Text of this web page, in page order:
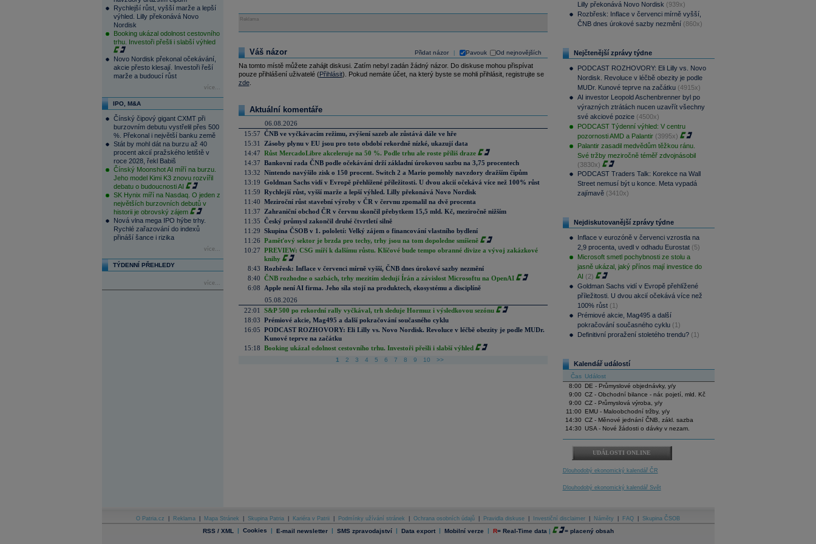
Rychlejší růst, vyšší marže a lepší
výhled. Lilly překonává Novo
Nordisk
Booking ukázal odolnost cestovního
trhu. Investoři přešli i slabší výhled
Novo Nordisk překonal očekávání,
akcie přesto klesají. Investoři řeší
marže a budoucí růst
více...
IPO, M&A
Čínský čipový gigant CXMT při
burzovním debutu vystřelil přes 500
%. Překonal i největší banku země
Stát by mohl dát na burzu až 40
procent akcií pražského letiště v
roce 2028, řekl Babiš
Čínský Moonshot AI míří na burzu.
Jeho model Kimi K3 znovu rozvířil
debatu o budoucnosti AI
SK Hynix míří na Nasdaq. O jeden z
největších burzovních debutů v
historii je obrovský zájem
Nová vlna mega IPO hýbe trhy.
Rychlé zařazování do indexů
přináší šance i rizika
více...
TÝDENNÍ PŘEHLEDY
více...
Reklama
Přidat názor Pavouk Od nejnovějších
Váš názor
Na tomto místě můžete zahájit diskusi. Zatím nebyl zadán žádný názor. Do diskuse mohou přispívat
pouze přihlášení uživatelé (Přihlásit). Pokud nemáte účet, na který byste se mohli přihlásit, registrujte se
zde.
Aktuální komentáře
06.08.2026
15:57 ČNB ve vyčkávacím režimu, zvýšení sazeb ale zůstává dále ve hře
15:31
Zásoby plynu v EU jsou pro toto období rekordně nízké, ukazují data
14:47 Růst MercadoLibre akceleruje na 50 %. Podle trhu ale roste příliš draze
14:37 Bankovní rada ČNB podle očekávání drží základní úrokovou sazbu na 3,75 procentech
13:32 Nintendo navýšilo zisk o 150 procent. Switch 2 a Mario pomohly navzdory dražším čipům
13:19 Goldman Sachs vidí v Evropě přehlížené příležitosti. U dvou akcií očekává více než 100% růst
11:59 Rychlejší růst, vyšší marže a lepší výhled. Lilly překonává Novo Nordisk
11:40 Meziroční růst stavební výroby v ČR v červnu zpomalil na dvě procenta
11:37
Zahraniční obchod ČR v červnu skončil přebytkem 15,5 mld. Kč, meziročně nižším
11:35 Český průmysl zakončil druhé čtvrtletí silně
11:29 Skupina ČSOB v 1. pololetí: Velký zájem o financování vlastního bydlení
11:26 Paměťový sektor je brzda pro techy, trhy jsou na tom dopoledne smíšeně
10:27 PREVIEW: CSG míří k dalšímu růstu. Klíčové bude tempo obranné divize a vývoj zakázkové
knihy
8:43 Rozbřesk: Inflace v červenci mírně vyšší, ČNB dnes úrokové sazby nezmění
8:40 ČNB rozhodne o sazbách, trhy mezitím sledují Írán a závislost Microsoftu na OpenAI
6:08
Apple není AI firma. Jeho síla stojí na produktech, ekosystému a disciplíně
05.08.2026
22:01
S&P 500 po rekordní rally vyčkával, trh sleduje Hormuz i výsledkovou sezónu
18:03 Prémiové akcie, Mag495 a další pokračování současného cyklu
16:05 PODCAST ROZHOVORY: Eli Lilly vs. Novo Nordisk. Revoluce v léčbě obezity je podle MUDr.
Kunové teprve na začátku
15:18 Booking ukázal odolnost cestovního trhu. Investoři přešli i slabší výhled
1 2 3 4 5 6 7 8 9 10 >>
Lilly překonává Novo Nordisk (939x)
Rozbřesk: Inflace v červenci mírně vyšší,
ČNB dnes úrokové sazby nezmění (860x)
Nejčtenější zprávy týdne
PODCAST ROZHOVORY: Eli Lilly vs. Novo
Nordisk. Revoluce v léčbě obezity je podle
MUDr. Kunové teprve na začátku (4915x)
AI investor Leopold Aschenbrenner byl po
výrazných ztrátách nucen uzavřít všechny
své akciové pozice (4500x)
PODCAST Týdenní výhled: V centru
pozornosti AMD a Palantir (3995x)
Palantir zasadil medvědům těžkou ránu.
Své tržby meziročně téměř zdvojnásobil
(3830x)
PODCAST Traders Talk: Korekce na Wall
Street nemusí být u konce. Meta vypadá
zajímavě (3410x)
Nejdiskutovanější zprávy týdne
Inflace v eurozóně v červenci vzrostla na
2,9 procenta, uvedl v odhadu Eurostat (5)
Microsoft smetl pochybnosti ze stolu a
jasně ukázal, jaký přínos mají investice do
AI (2)
Goldman Sachs vidí v Evropě přehlížené
příležitosti. U dvou akcií očekává více než
100% růst (1)
Prémiové akcie, Mag495 a další
pokračování současného cyklu (1)
Definitivní proražení stoletého trendu? (1)
Kalendář událostí
Čas Událost
8:00
DE - Průmyslové objednávky, y/y
9:00 CZ - Obchodní bilance - nár. pojetí, mld. Kč
9:00 CZ - Průmyslová výroba, y/y
11:00
EMU - Maloobchodní tržby, y/y
14:30 CZ - Měnové jednání ČNB, zákl. sazba
14:30 USA - Nové žádosti o dávky v nezam.
UDÁLOSTI ONLINE
Dlouhodobý ekonomický kalendář ČR
Dlouhodobý ekonomický kalendář Svět
O Patria.cz Reklama Mapa Stránek Skupina Patria Kariéra v Patrii Podmínky užívání stránek Ochrana osobních údajů Pravidla diskuse Investiční disclaimer Náměty FAQ Skupina ČSOB
RSS / XML | Cookies | E-mail newsletter | SMS zpravodajství | Data export | Mobilní verze | R= Real-Time data | = placený obsah